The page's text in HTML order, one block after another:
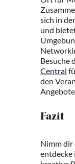
sich in
und
Besuche
Central
den
Fazit
Nimm dir
entdecke